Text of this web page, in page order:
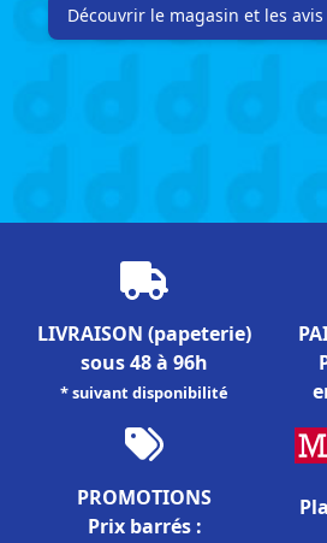
Découvrir le magasin et les avis
LIVRAISON (papeterie)
sous 48 à 96h
* suivant disponibilité
PROMOTIONS
Prix barrés :